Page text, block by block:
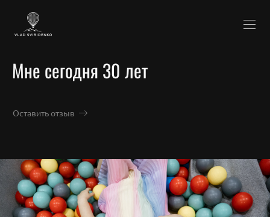
Мне сегодня 30 лет
Оставить отзыв